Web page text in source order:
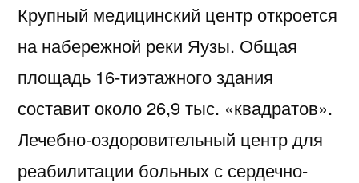
Крупный медицинский центр откроется
на набережной реки Яузы. Общая
площадь 16-тиэтажного здания
составит около 26,9 тыс. «квадратов».
Лечебно-оздоровительный центр для
реабилитации больных с сердечно-